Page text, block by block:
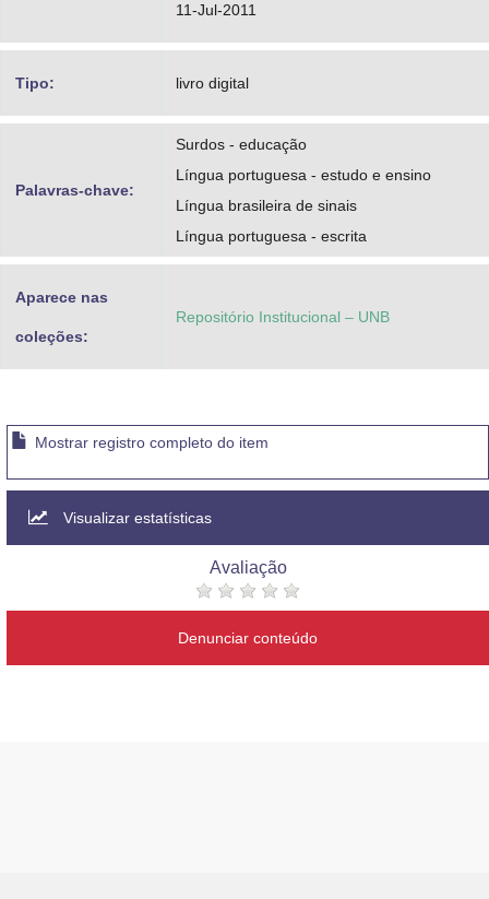
11-Jul-2011
Tipo: livro digital
Palavras-chave:
Surdos - educação
Língua portuguesa - estudo e ensino
Língua brasileira de sinais
Língua portuguesa - escrita
Aparece nas
coleções:
Repositório Institucional – UNB
Mostrar registro completo do item
Visualizar estatísticas
Avaliação
Denunciar conteúdo